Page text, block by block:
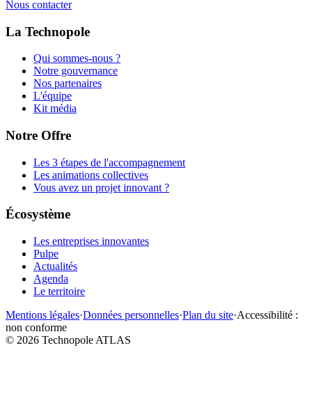
Nous contacter
La Technopole
Qui sommes-nous ?
Notre gouvernance
Nos partenaires
L'équipe
Kit média
Notre Offre
Les 3 étapes de l'accompagnement
Les animations collectives
Vous avez un projet innovant ?
Écosystème
Les entreprises innovantes
Pulpe
Actualités
Agenda
Le territoire
Mentions légales·Données personnelles·Plan du site·Accessibilité :
non conforme
© 2026 Technopole ATLAS